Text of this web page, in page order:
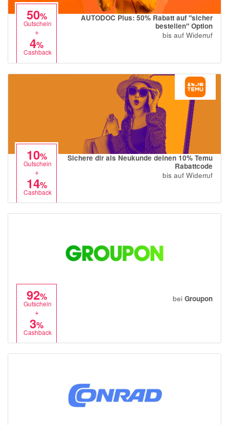
50%
Gutschein
+
4%
Cashback
AUTODOC Plus: 50% Rabatt auf "sicher
bestellen" Option
bis auf Widerruf
10%
Gutschein
+
14%
Cashback
Sichere dir als Neukunde deinen 10% Temu
Rabattcode
bis auf Widerruf
92%
Gutschein
+
3%
Cashback
bei Groupon